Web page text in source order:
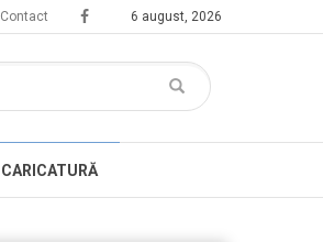
6 august, 2026
Contact
CARICATURĂ